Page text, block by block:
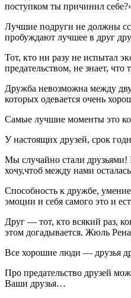
поступком ты причинил
Лучшие подруги не должны
пробуждают лучшее в друг
Тот, кто ни разу не испытал
предательством, не знает, что
Дружба невозможна между
которых одевается очень
Самые лучшие моменты это
У настоящих друзей, срок
Мы случайно стали друзьями!
хочу,чтоб между нами
Способность к дружбе,
эмоции и себя самого это и
Друг — тот, кто всякий раз,
этом догадывается. Жюль
Все хорошие люди — друзья
Про предательство друзей
Ваши друзья…